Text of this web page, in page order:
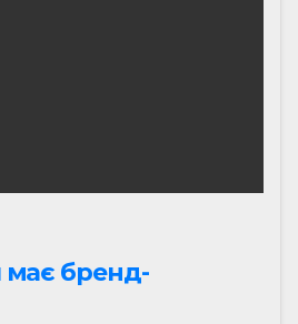
має бренд-